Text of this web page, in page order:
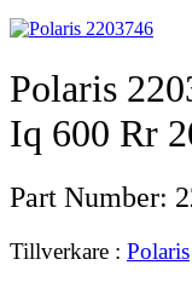
Polaris
Iq 600 Rr
Part Number:
Tillverkare : Polaris